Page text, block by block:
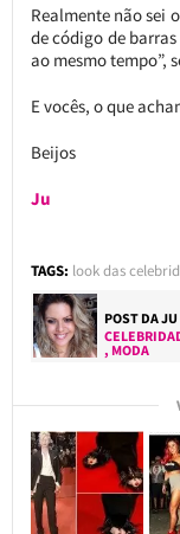
Realmente não sei
de código de
ao mesmo tempo”,
E vocês, o que
Beijos
Ju
TAGS: look das
POST DAJU
, MODA